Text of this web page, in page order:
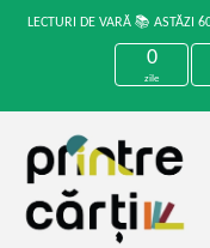
LECTURI DE VARĂ 📚 ASTĂZI
0
zile